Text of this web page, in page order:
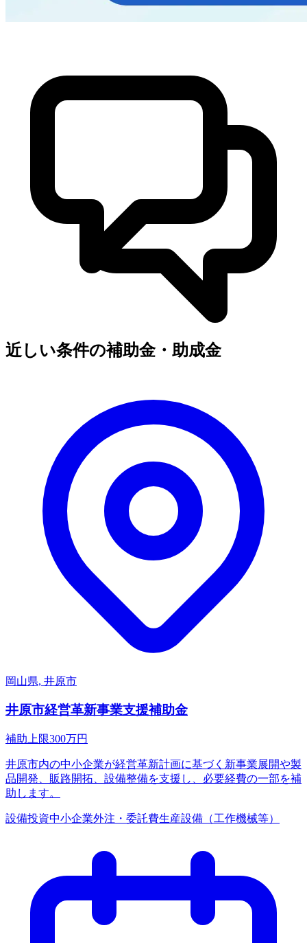
近しい条件の補助金・助成金
岡山県, 井原市
井原市経営革新事業支援補助金
補助上限300万円
井原市内の中小企業が経営革新計画に基づく新事業展開や製
品開発、販路開拓、設備整備を支援し、必要経費の一部を補
助します。
設備投資中小企業外注・委託費生産設備（工作機械等）